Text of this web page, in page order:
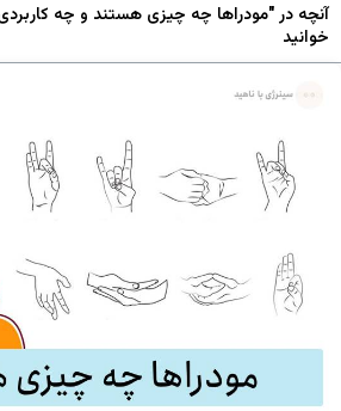
آنچه در "مودراها چه چیزی هستند و چه
خوانید